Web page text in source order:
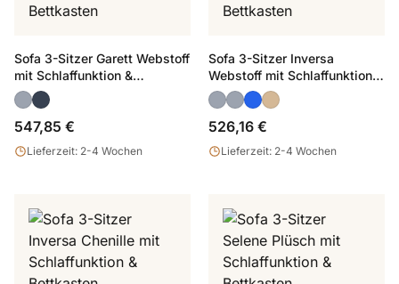
Sofa 3-Sitzer Garett Webstoff
mit Schlaffunktion &
Bettkasten
547,85 €
Lieferzeit: 2-4 Wochen
Sofa 3-Sitzer Inversa
Webstoff mit Schlaffunktion &
Bettkasten
526,16 €
Lieferzeit: 2-4 Wochen